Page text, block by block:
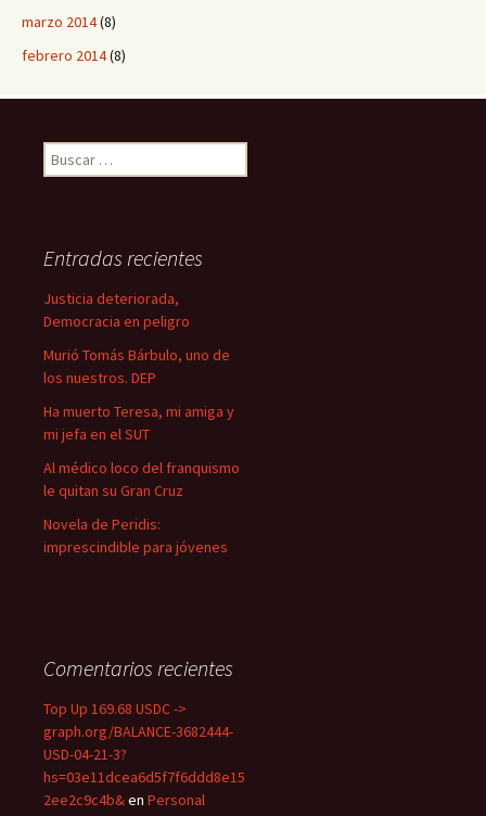
marzo 2014(8)
febrero 2014(8)
B
u
r
Entradas recientes
Justicia deteriorada,
Democracia en peligro
Murió Tomás Bárbulo, uno de
los nuestros. DEP
Ha muerto Teresa, mi amiga y
mi jefa en el SUT
Al médico loco del franquismo
le quitan su Gran Cruz
Novela de Peridis:
imprescindible para jóvenes
Comentarios recientes
Top Up 169.68 USDC ->
graph.org/BALANCE-3682444-
USD-04-21-3?
hs=03e11dcea6d5f7f6ddd8e15
2ee2c9c4b&en Personal